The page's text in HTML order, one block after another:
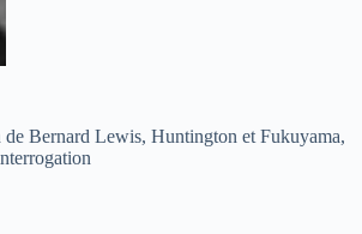
de Bernard Lewis, Huntington et Fukuyama,